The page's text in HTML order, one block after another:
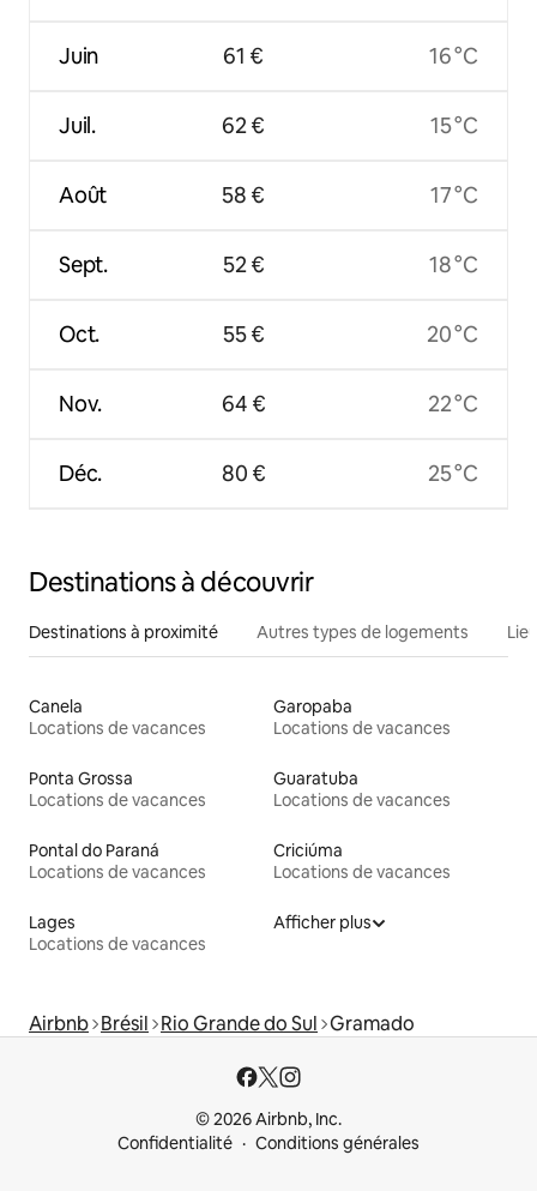
Juin
Juil.
Août
Sept.
Oct.
Nov.
Déc.
61 €
62 €
58 €
52 €
55 €
64 €
80 €
16 °C
15 °C
17 °C
18 °C
20 °C
22 °C
25 °C
Destinations à découvrir
Destinations à proximité Autres types de logements
Canela
Locations de vacances
Garopaba
Locations de vacances
Ponta Grossa
Locations de vacances
Guaratuba
Locations de vacances
Pontal do Paraná
Locations de vacances
Criciúma
Locations de vacances
Lages
Locations de vacances
Afficher plus
Airbnb Brésil Rio Grande do Sul Gramado
© 2026 Airbnb, Inc.
Confidentialité
Conditions générales